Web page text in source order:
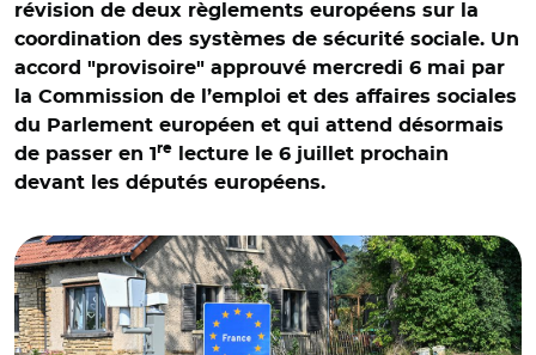
révision de deux règlements européens sur la
coordination des systèmes de sécurité sociale. Un
accord "provisoire" approuvé mercredi 6 mai par
la Commission de l’emploi et des affaires sociales
du Parlement européen et qui attend désormais
de passer en 1 re
lecture le 6 juillet prochain
devant les députés européens.